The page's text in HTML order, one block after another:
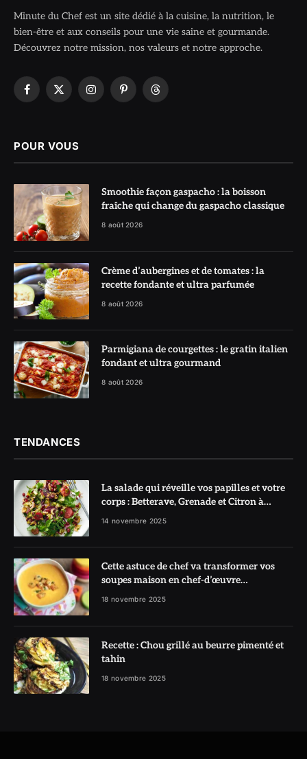
Minute du Chef est un site dédié à la cuisine, la nutrition, le
bien-être et aux conseils pour une vie saine et gourmande.
Découvrez notre mission, nos valeurs et notre approche.
Facebook
X
InstagramPinterestThreads
POUR VOUS
Smoothie façon gaspacho : la boisson
fraîche qui change du gaspacho classique
8 août 2026
Crème d’aubergines et de tomates : la
recette fondante et ultra parfumée
8 août 2026
Parmigiana de courgettes : le gratin italien
fondant et ultra gourmand
8 août 2026
TENDANCES
La salade qui réveille vos papilles et votre
corps : Betterave, Grenade et Citron à
l’honneur
14 novembre 2025
Cette astuce de chef va transformer vos
soupes maison en chef-d’œuvre
réconfortant
18 novembre 2025
Recette : Chou grillé au beurre pimenté et
tahin
18 novembre 2025